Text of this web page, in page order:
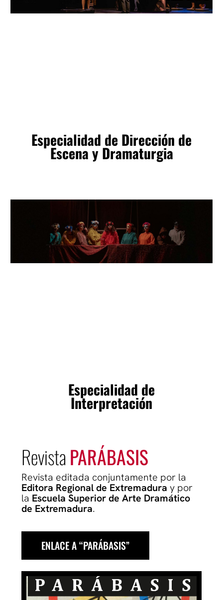
Especialidad de Dirección de
Escena y Dramaturgia
Especialidad de
Interpretación
RevistaPARÁBASIS
Revista editada conjuntamente por la
Editora Regional de Extremadura y por
la Escuela Superior de Arte Dramático
de Extremadura.
ENLACE A “PARÁBASIS”